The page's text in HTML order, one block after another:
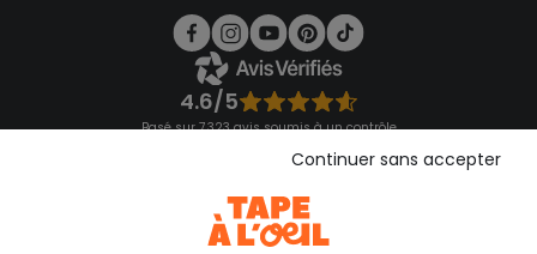
4.6/5
Basé sur 7 323 avis soumis à un contrôle
Consulter les CGUContinuer sans accepter